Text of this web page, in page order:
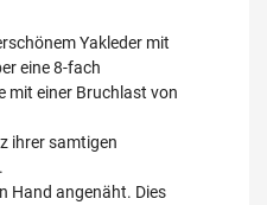
Yakleder mit
eine 8-fach
mit einer Bruchlast von
ihrer samtigen
Hand angenäht. Dies